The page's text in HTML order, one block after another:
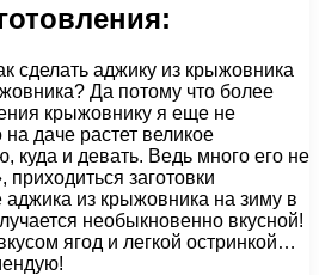
сделать аджику из крыжовника
Да потому что более
крыжовнику я еще не
даче растет великое
куда и девать. Ведь много его не
заготовки
из крыжовника на зиму в
необыкновенно вкусной!
ягод и легкой остринкой…